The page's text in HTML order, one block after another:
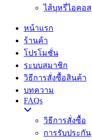
ไส้บุหรี่ไอคอส
หน้าแรก
ร้านค้า
โปรโมชั่น
ระบบสมาชิก
วิธีการสั่งซื้อสินค้า
บทความ
FAQs
วิธีการสั่งซื้อ
การรับประกัน